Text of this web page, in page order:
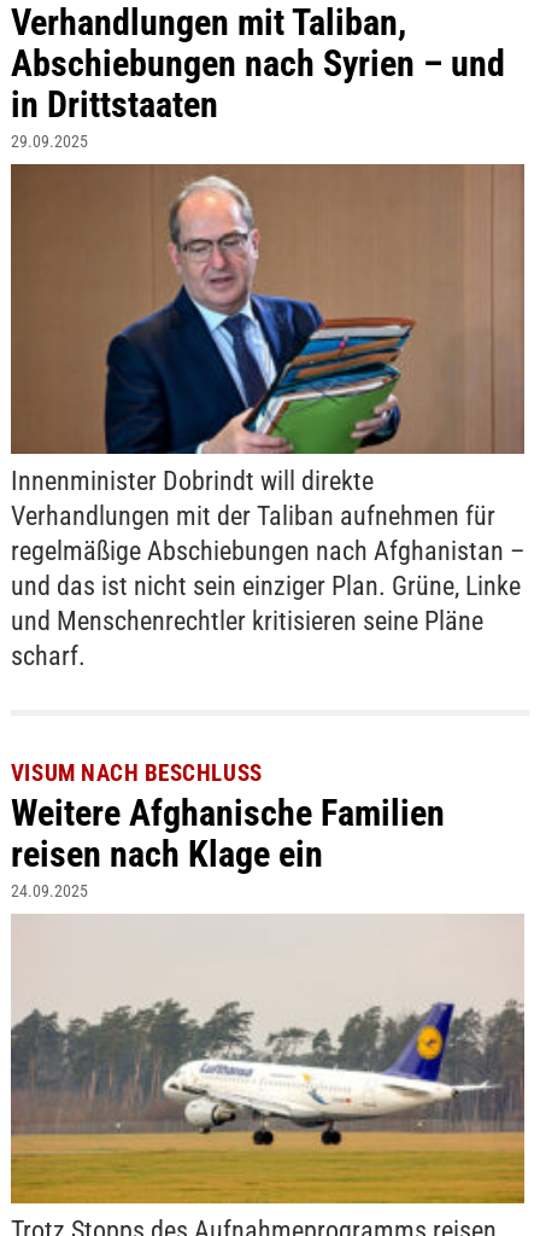
Verhandlungen mit Taliban,
Abschiebungen nach Syrien – und
in Drittstaaten
29.09.2025
Innenminister Dobrindt will direkte
Verhandlungen mit der Taliban aufnehmen für
regelmäßige Abschiebungen nach Afghanistan –
und das ist nicht sein einziger Plan. Grüne, Linke
und Menschenrechtler kritisieren seine Pläne
scharf.
VISUM NACH BESCHLUSS
Weitere Afghanische Familien
reisen nach Klage ein
24.09.2025